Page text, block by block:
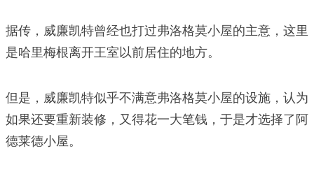
据传，威廉凯特曾经也打过弗洛格莫小屋的主意，这里
是哈里梅根离开王室以前居住的地方。
但是，威廉凯特似乎不满意弗洛格莫小屋的设施，认为
如果还要重新装修，又得花一大笔钱，于是才选择了阿
德莱德小屋。